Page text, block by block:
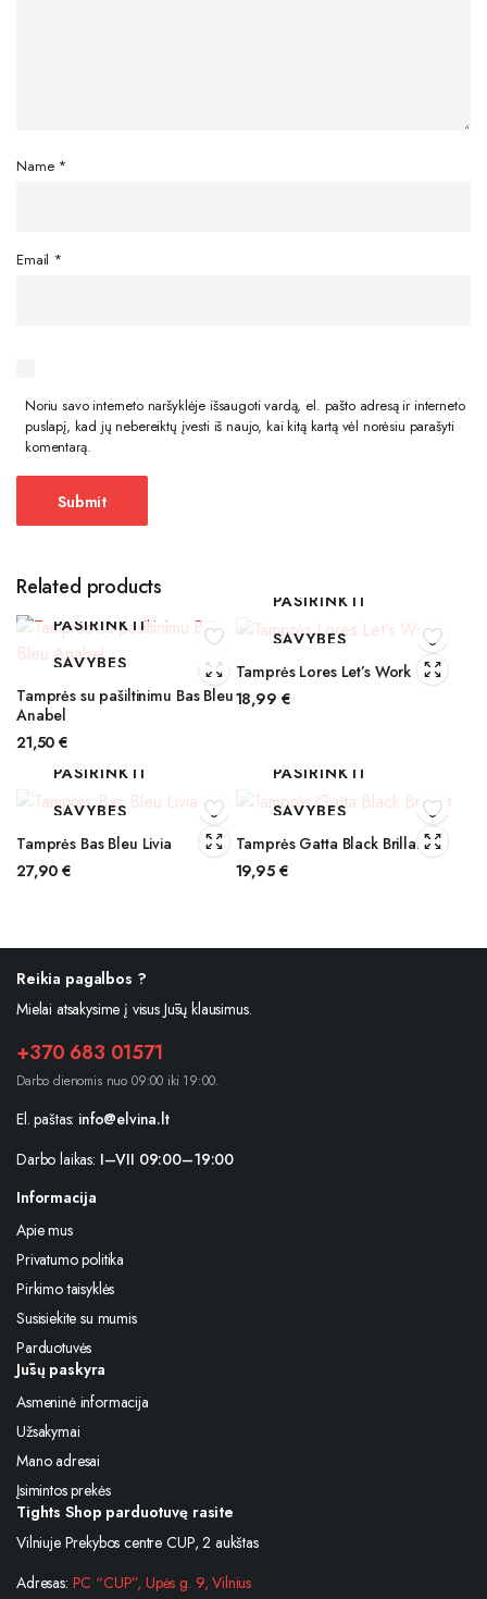
Name *
Email *
Noriu savo interneto naršyklėje išsaugoti vardą, el. pašto adresą ir interneto
puslapį, kad jų nebereiktų įvesti iš naujo, kai kitą kartą vėl norėsiu parašyti
komentarą.
Related products
PASIRINKTI
SAVYBES
Tamprės su pašiltinimu Bas Bleu
Anabel
21,50€
PASIRINKTI
SAVYBES
Tamprės Lores Let’s Work
18,99 €
PASIRINKTI
SAVYBES
Tamprės Bas Bleu Livia
27,90€
PASIRINKTI
SAVYBES
Tamprės Gatta Black Brillant
19,95 €
Reikia pagalbos ?
Mielai atsakysime į visus Jūsų klausimus.
+370 683 01571
Darbo dienomis nuo 09:00 iki 19:00.
El. paštas: info@elvina.lt
Darbo laikas: I–VII 09:00–19:00
Informacija
Apie mus
Privatumo politika
Pirkimo taisyklės
Susisiekite su mumis
Parduotuvės
Jūsų paskyra
Asmeninė informacija
Užsakymai
Mano adresai
Įsimintos prekės
Tights Shop parduotuvę rasite
Vilniuje Prekybos centre CUP, 2 aukštas
Adresas: PC “CUP”, Upės g. 9, Vilnius